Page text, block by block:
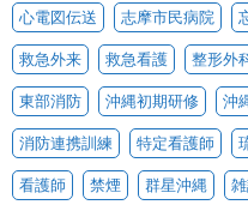
心電図伝送 志摩市民病院
救急外来 救急看護 整形外
東部消防 沖縄初期研修 沖
消防連携訓練 特定看護師
看護師 禁煙 群星沖縄